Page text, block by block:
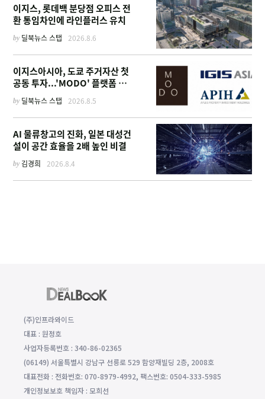
이지스, 롯데백 분당점 오피스 전
환 통임차인에 라인플러스 유치
by 딜북뉴스 스탭 2026.8.6
이지스아시아, 도쿄 주거자산 첫
공동 투자...'MODO' 플랫폼 가
by 딜북뉴스 스탭 2026.8.5
AI 물류창고의 진화, 일본 대성건
설이 공간 효율을 2배 높인 비결
by 김경희 2026.8.4
(주)인프라와이드
대표 : 원정호
사업자등록번호 : 340-86-02365
(06149) 서울특별시 강남구 선릉로 529 함양재빌딩 2층, 2008호
대표전화 : 전화번호: 070-8979-4992, 팩스번호: 0504-333-5985
개인정보보호 책임자 : 모희선